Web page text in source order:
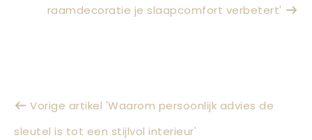
raamdecoratie je slaapcomfort verbetert'
Vorige artikel 'Waarom persoonlijk advies de
sleutel is tot een stijlvol interieur'